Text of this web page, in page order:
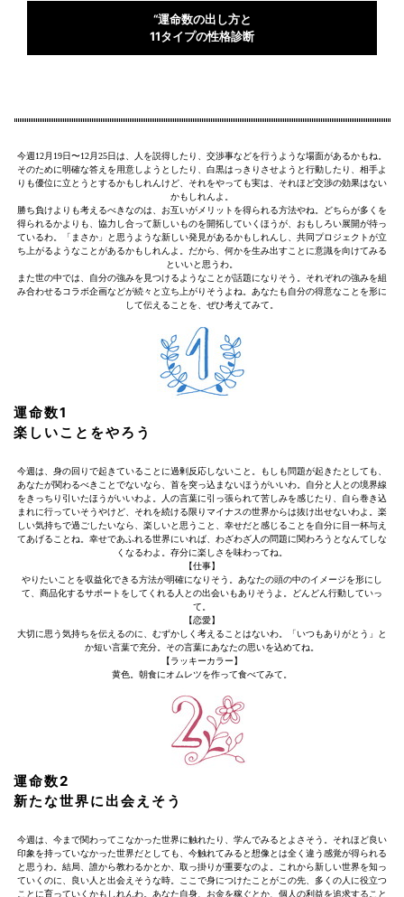
“運命数の出し方と
11タイプの性格診断
今週12月19日〜12月25日は、人を説得したり、交渉事などを行うような場面があるかもね。
そのために明確な答えを用意しようとしたり、白黒はっきりさせようと行動したり、相手よ
りも優位に立とうとするかもしれんけど、それをやっても実は、それほど交渉の効果はない
かもしれんよ。
勝ち負けよりも考えるべきなのは、お互いがメリットを得られる方法やね。どちらが多くを
得られるかよりも、協力し合って新しいものを開拓していくほうが、おもしろい展開が待っ
ているわ。「まさか」と思うような新しい発見があるかもしれんし、共同プロジェクトが立
ち上がるようなことがあるかもしれんよ。だから、何かを生み出すことに意識を向けてみる
といいと思うわ。
また世の中では、自分の強みを見つけるようなことが話題になりそう。それぞれの強みを組
み合わせるコラボ企画などが続々と立ち上がりそうよね。あなたも自分の得意なことを形に
して伝えることを、ぜひ考えてみて。
運命数1
楽しいことをやろう
今週は、身の回りで起きていることに過剰反応しないこと。もしも問題が起きたとしても、
あなたが関わるべきことでないなら、首を突っ込まないほうがいいわ。自分と人との境界線
をきっちり引いたほうがいいわよ。人の言葉に引っ張られて苦しみを感じたり、自ら巻き込
まれに行っていそうやけど、それを続ける限りマイナスの世界からは抜け出せないわよ。楽
しい気持ちで過ごしたいなら、楽しいと思うこと、幸せだと感じることを自分に目一杯与え
てあげることね。幸せであふれる世界にいれば、わざわざ人の問題に関わろうとなんてしな
くなるわよ。存分に楽しさを味わってね。
【仕事】
やりたいことを収益化できる方法が明確になりそう。あなたの頭の中のイメージを形にし
て、商品化するサポートをしてくれる人との出会いもありそうよ。どんどん行動していっ
て。
【恋愛】
大切に思う気持ちを伝えるのに、むずかしく考えることはないわ。「いつもありがとう」と
か短い言葉で充分。その言葉にあなたの思いを込めてね。
【ラッキーカラー】
黄色。朝食にオムレツを作って食べてみて。
運命数2
新たな世界に出会えそう
今週は、今まで関わってこなかった世界に触れたり、学んでみるとよさそう。それほど良い
印象を持っていなかった世界だとしても、今触れてみると想像とは全く違う感覚が得られる
と思うわ。結局、誰から教わるかとか、取っ掛りが重要なのよ。これから新しい世界を知っ
ていくのに、良い人と出会えそうな時。ここで身につけたことがこの先、多くの人に役立つ
ことに育っていくかもしれんわ。あなた自身、お金を稼ぐとか、個人の利益を追求すること